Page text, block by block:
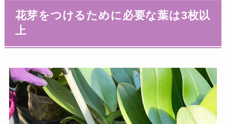
花芽をつけるために必要な葉は3枚以
上